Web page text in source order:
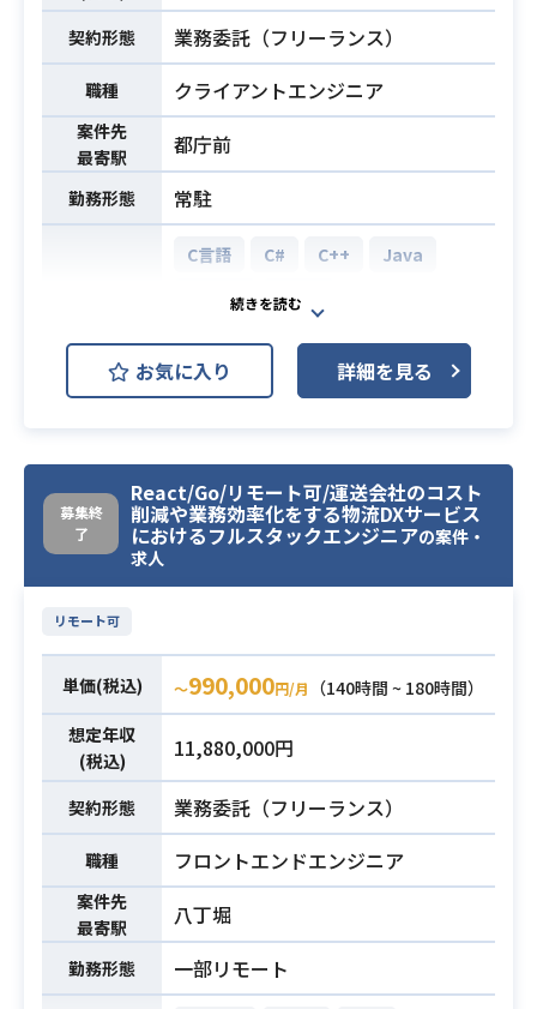
必須スキル
・React(Next.js) / Vue.js(Nuxt.js)を
用いた開発経験2年以上
・自社開発企業での自社プロダクト
(ECやSaaS)の開発経験
・コーディングAIツールを用いた開
発経験
・直近1年未満で終了している案件が
続いていない方
契約形態 業務委託（フリーランス）
職種 クライアントエンジニア
案件先
最寄駅
都庁前
勤務形態 常駐
開発環境
C言語 C# C++
Java
MySQL
Redis
AWS (Amazon Web Services)
GCP (Google Cloud Platform)
業務内容
スマートフォン向けタイトルにおい
てクライアントサイドエンジニアを
募集します。
【詳細】
・iOS/Android向けのネイティブゲー
ムの設計／開発／運用
・開発環境の構築（ゲームツール、
テスト環境など）
・技術的に観た企画の実現性、工
数、企画改善などの提案
・運用の負荷軽減に対する効率化、
およびアップデートの作業軽減にお
ける効率化
・ゲーム開発技術のスキル習得、ノ
ウハウ共有
お気に入り 詳細を見る
募集終
了
React/Go/リモート可/運送会社のコスト
削減や業務効率化をする物流DXサービス
におけるフルスタックエンジニアの案件・
求人
リモート可
単価(税込) 〜990,000円/月
（140時間 ~ 180時間）
想定年収
(税込)
11,880,000円
契約形態 業務委託（フリーランス）
職種 フロントエンドエンジニア
案件先
最寄駅
八丁堀
勤務形態 一部リモート